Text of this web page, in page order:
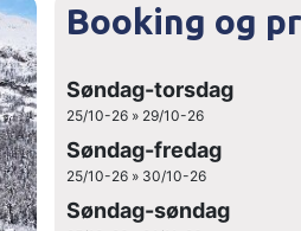
Booking og
Søndag-torsdag
25/10-26 » 29/10-26
Søndag-fredag
25/10-26 » 30/10-26
Søndag-søndag